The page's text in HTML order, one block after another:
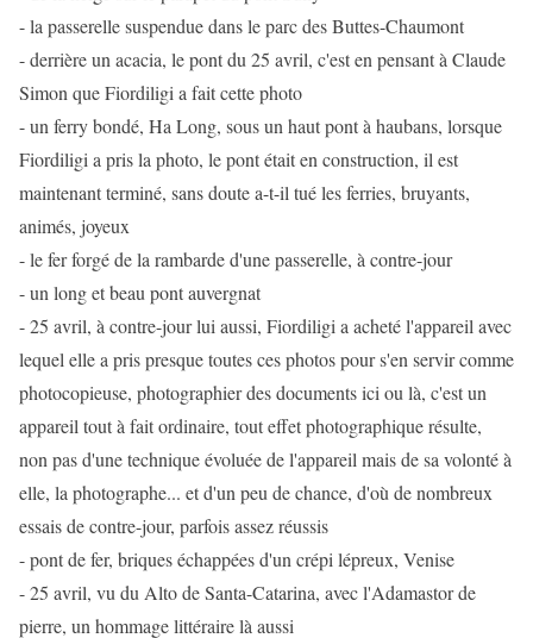
- la passerelle suspendue dans le parc des Buttes-Chaumont
- derrière un acacia, le pont du 25 avril, c'est en pensant à Claude
Simon que Fiordiligi a fait cette photo
- un ferry bondé, Ha Long, sous un haut pont à haubans, lorsque
Fiordiligi a pris la photo, le pont était en construction, il est
maintenant terminé, sans doute a-t-il tué les ferries, bruyants,
animés, joyeux
- le fer forgé de la rambarde d'une passerelle, à contre-jour
- un long et beau pont auvergnat
- 25 avril, à contre-jour lui aussi, Fiordiligi a acheté l'appareil avec
lequel elle a pris presque toutes ces photos pour s'en servir comme
photocopieuse, photographier des documents ici ou là, c'est un
appareil tout à fait ordinaire, tout effet photographique résulte,
non pas d'une technique évoluée de l'appareil mais de sa volonté à
elle, la photographe... et d'un peu de chance, d'où de nombreux
essais de contre-jour, parfois assez réussis
- pont de fer, briques échappées d'un crépi lépreux, Venise
- 25 avril, vu du Alto de Santa-Catarina, avec l'Adamastor de
pierre, un hommage littéraire là aussi